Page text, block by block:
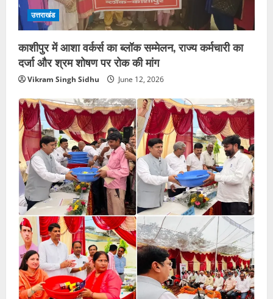
उत्तराखंड
काशीपुर में आशा वर्कर्स का ब्लॉक सम्मेलन, राज्य कर्मचारी का
दर्जा और श्रम शोषण पर रोक की मांग
Vikram Singh Sidhu June 12, 2026